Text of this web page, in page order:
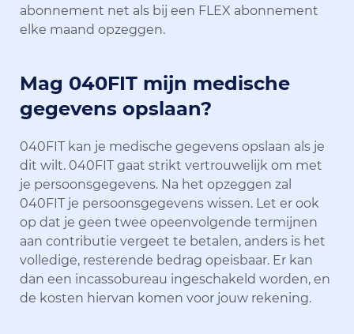
abonnement net als bij een FLEX abonnement
elke maand opzeggen.
Mag 040FIT mijn medische
gegevens opslaan?
040FIT kan je medische gegevens opslaan als je
dit wilt. 040FIT gaat strikt vertrouwelijk om met
je persoonsgegevens. Na het opzeggen zal
040FIT je persoonsgegevens wissen. Let er ook
op dat je geen twee opeenvolgende termijnen
aan contributie vergeet te betalen, anders is het
volledige, resterende bedrag opeisbaar. Er kan
dan een incassobureau ingeschakeld worden, en
de kosten hiervan komen voor jouw rekening.